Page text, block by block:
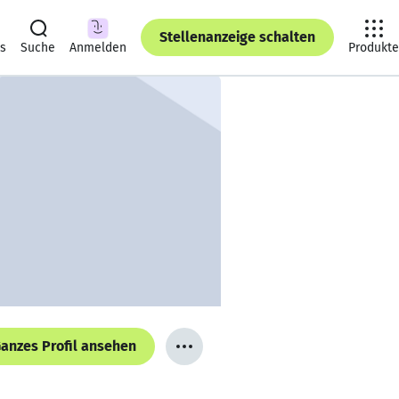
Suche Anmelden
Stellenanzeige schalten
Produkte
Profil ansehen